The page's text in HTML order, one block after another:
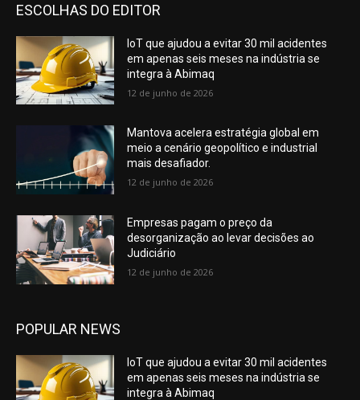
ESCOLHAS DO EDITOR
IoT que ajudou a evitar 30 mil acidentes
em apenas seis meses na indústria se
integra à Abimaq
12 de junho de 2026
Mantova acelera estratégia global em
meio a cenário geopolítico e industrial
mais desafiador.
12 de junho de 2026
Empresas pagam o preço da
desorganização ao levar decisões ao
Judiciário
12 de junho de 2026
POPULAR NEWS
IoT que ajudou a evitar 30 mil acidentes
em apenas seis meses na indústria se
integra à Abimaq